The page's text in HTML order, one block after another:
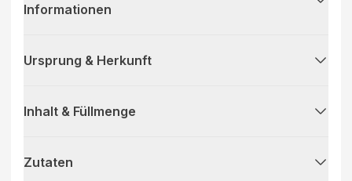
Informationen
Ursprung & Herkunft
Inhalt & Füllmenge
Zutaten